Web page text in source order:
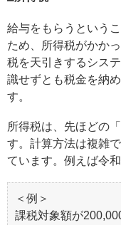
給与をもらうという
ため、所得税がかか
税を天引きするシス
識せずとも税金を納
す。
所得税は、先ほどの
す。計算方法は複雑
ています。例えば令
＜例＞
課税対象額が